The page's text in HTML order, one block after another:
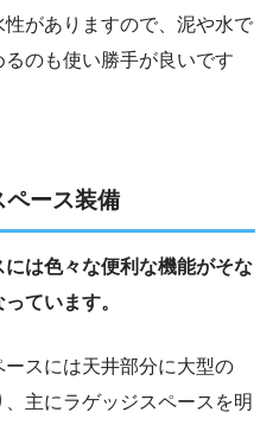
がありますので、泥や水で
のも使い勝手が良いです
ペース装備
は色々な便利な機能がそな
ています。
スには天井部分に大型の
主にラゲッジスペースを明